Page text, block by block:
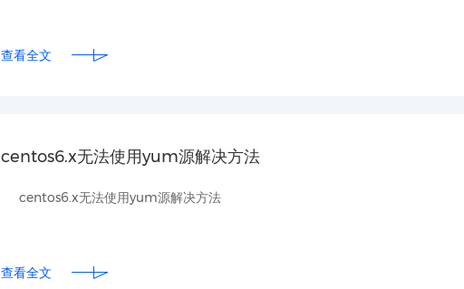
查看全文
centos6.x无法使用yum源解决方法
centos6.x无法使用yum源解决方法
查看全文